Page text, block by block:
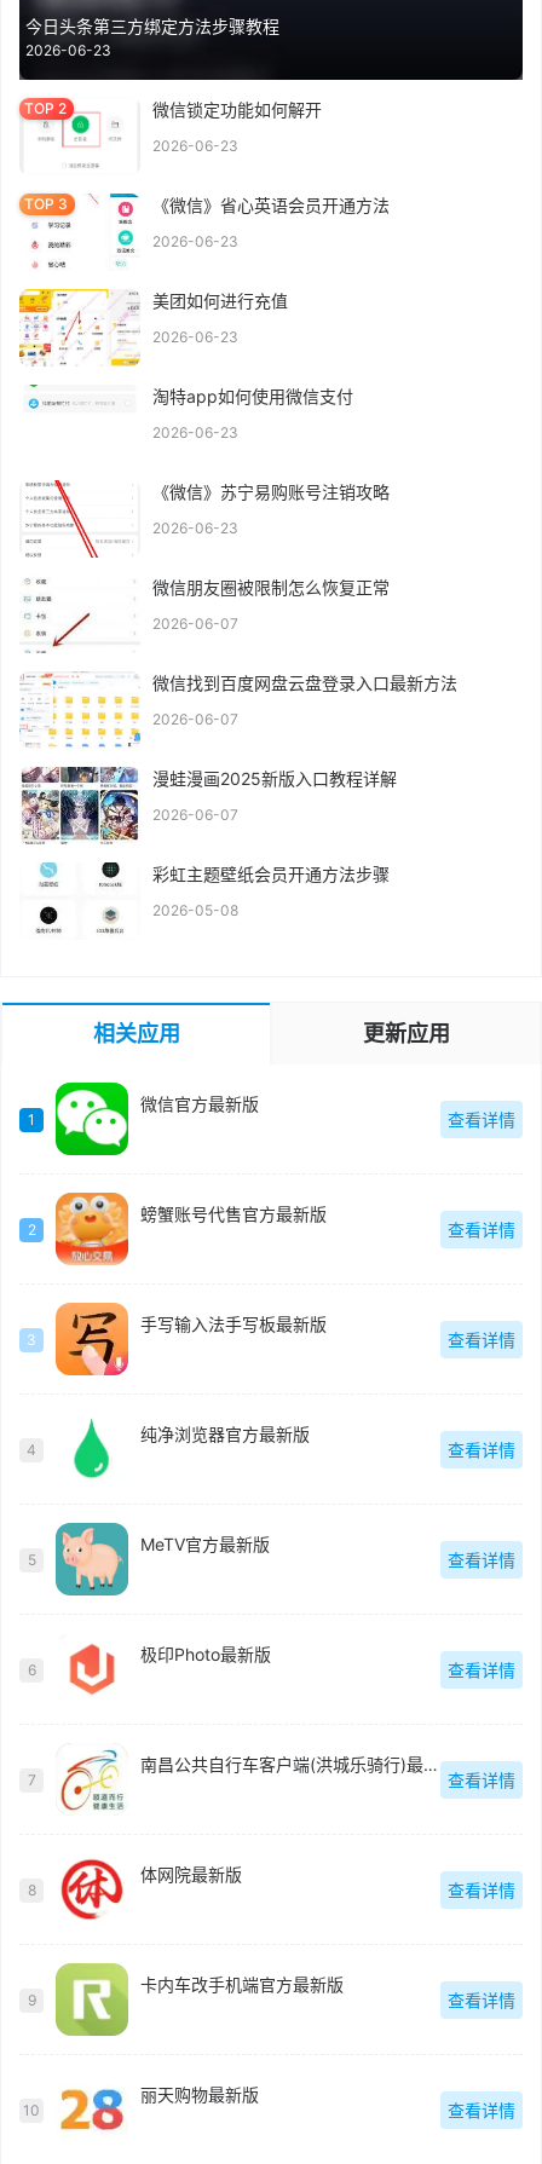
今日头条第三方绑定方法步骤教程
2026-06-23
微信锁定功能如何解开
2026-06-23
《微信》省心英语会员开通方法
2026-06-23
美团如何进行充值
2026-06-23
淘特app如何使用微信支付
2026-06-23
《微信》苏宁易购账号注销攻略
2026-06-23
微信朋友圈被限制怎么恢复正常
2026-06-07
微信找到百度网盘云盘登录入口最新方法
2026-06-07
漫蛙漫画2025新版入口教程详解
2026-06-07
彩虹主题壁纸会员开通方法步骤
2026-05-08
相关应用 更新应用
1
微信官方最新版
查看详情
2
螃蟹账号代售官方最新版
查看详情
3
手写输入法手写板最新版
查看详情
4
纯净浏览器官方最新版
查看详情
5
MeTV官方最新版
查看详情
6
极印Photo最新版
查看详情
7
南昌公共自行车客户端(洪城乐骑行)最新版
查看详情
8
体网院最新版
查看详情
9
卡内车改手机端官方最新版
查看详情
10
丽天购物最新版
查看详情